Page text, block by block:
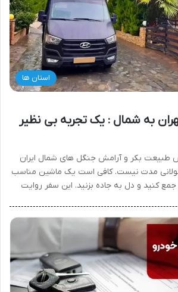
استان ها
به شمال : یک تجربه بی نظیر
طبیعت بکر و آرامش جنگل های شمال ایران
طولانی مدت نیست. کافی است یک ماشین مناسب
جمع کنید و دل به جاده بزنید. این سفر روایت